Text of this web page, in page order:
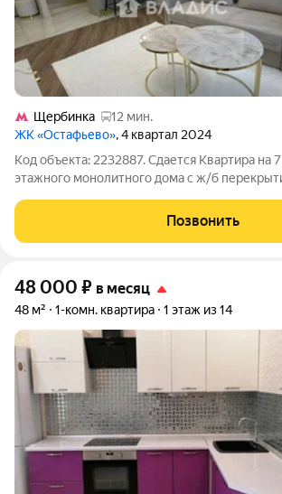
Щербинка
12 мин.
ЖК «Остафьево», 4 квартал 2024
Код объекта: 2232887. Сдается Квартира на
этажного монолитного дома с ж/б перекрытиями
отоплении. Совмещённый санузел в
оформлении, чистовая отделка в спокойных
Позвонить
48 000 ₽ в месяц
48 м² 1-комн. квартира 1 этаж из 14